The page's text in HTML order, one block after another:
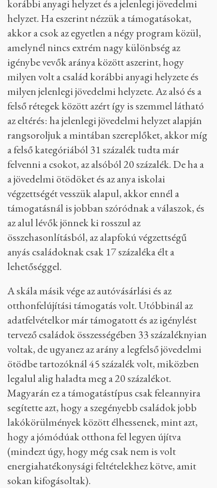
korábbi anyagi helyzet és a jelenlegi jövedelmi
helyzet. Ha eszerint nézzük a támogatásokat,
akkor a csok az egyetlen a négy program közül,
amelynél nincs extrém nagy különbség az
igénybe vevők aránya között aszerint, hogy
milyen volt a család korábbi anyagi helyzete és
milyen jelenlegi jövedelmi helyzete. Az alsó és a
felső rétegek között azért így is szemmel látható
az eltérés: ha jelenlegi jövedelmi helyzet alapján
rangsoroljuk a mintában szereplőket, akkor míg
a felső kategóriából 31 százalék tudta már
felvenni a csokot, az alsóból 20 százalék. De ha a
a jövedelmi ötödöket és az anya iskolai
végzettségét vesszük alapul, akkor ennél a
támogatásnál is jobban szóródnak a válaszok, és
az alul lévők jönnek ki rosszul az
összehasonlításból, az alapfokú végzettségű
anyás családoknak csak 17 százaléka élt a
lehetőséggel.
A skála másik vége az autóvásárlási és az
otthonfelújítási támogatás volt. Utóbbinál az
adatfelvételkor már támogatott és az igénylést
tervező családok összességében 33 százaléknyian
voltak, de ugyanez az arány a legfelső jövedelmi
ötödbe tartozóknál 45 százalék volt, miközben
legalul alig haladta meg a 20 százalékot.
Magyarán ez a támogatástípus csak feleannyira
segítette azt, hogy a szegényebb családok jobb
lakókörülmények között élhessenek, mint azt,
hogy a jómódúak otthona fel legyen újítva
(mindezt úgy, hogy még csak nem is volt
energiahatékonysági feltételekhez kötve, amit
sokan kifogásoltak).